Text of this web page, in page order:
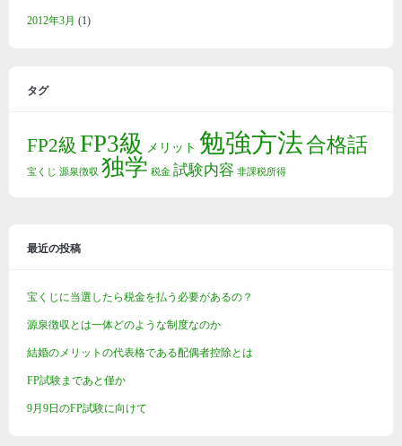
2012年3月 (1)
タグ
FP2級 FP3級 メリット 勉強方法合格話
宝くじ 源泉徴収 独学 税金 試験内容 非課税所得
最近の投稿
宝くじに当選したら税金を払う必要があるの？
源泉徴収とは一体どのような制度なのか
結婚のメリットの代表格である配偶者控除とは
FP試験まであと僅か
9月9日のFP試験に向けて